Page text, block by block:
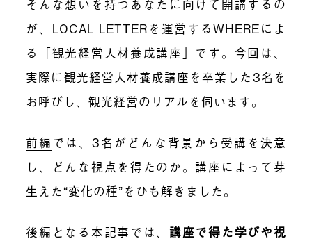
そんな想いを持つあなたに向けて開講するの
が、LOCAL LETTERを運営するWHEREによ
る「観光経営人材養成講座」です。今回は、
実際に観光経営人材養成講座を卒業した3名を
お呼びし、観光経営のリアルを伺います。
前編 では、3名がどんな背景から受講を決意
し、どんな視点を得たのか。講座によって芽
生えた“変化の種”をひも解きました。
後編となる本記事では、 講座で得た学びや視